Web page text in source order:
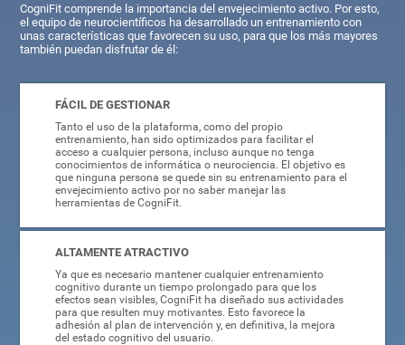
CogniFit comprende la importancia del envejecimiento activo. Por esto,
el equipo de neurocientíficos ha desarrollado un entrenamiento con
unas características que favorecen su uso, para que los más mayores
también puedan disfrutar de él:
FÁCIL DE GESTIONAR
Tanto el uso de la plataforma, como del propio
entrenamiento, han sido optimizados para facilitar el
acceso a cualquier persona, incluso aunque no tenga
conocimientos de informática o neurociencia. El objetivo es
que ninguna persona se quede sin su entrenamiento para el
envejecimiento activo por no saber manejar las
herramientas de CogniFit.
ALTAMENTE ATRACTIVO
Ya que es necesario mantener cualquier entrenamiento
cognitivo durante un tiempo prolongado para que los
efectos sean visibles, CogniFit ha diseñado sus actividades
para que resulten muy motivantes. Esto favorece la
adhesión al plan de intervención y, en definitiva, la mejora
del estado cognitivo del usuario.